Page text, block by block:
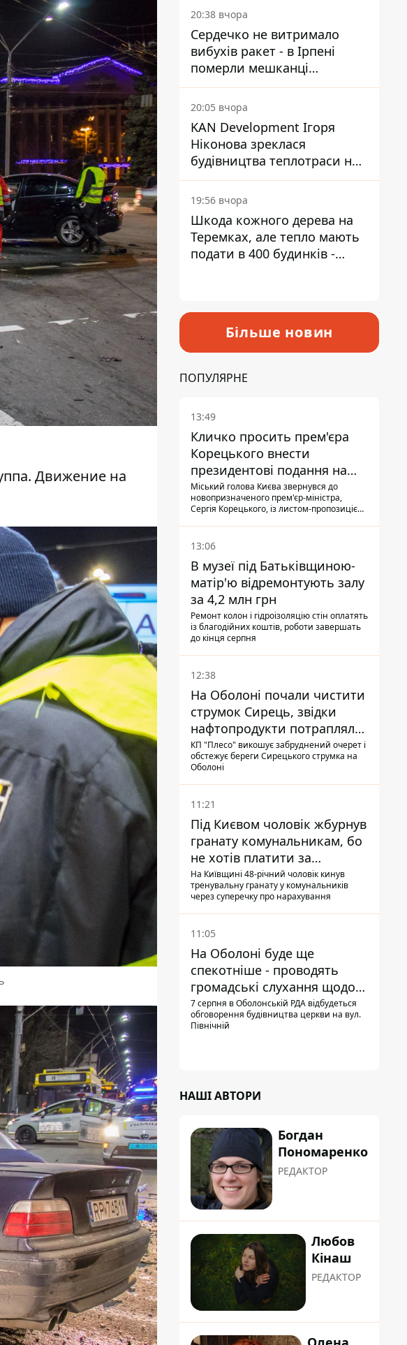
Движение на
20:38 вчора
Сердечко не витримало
вибухів ракет - в Ірпені
померли мешканці
притулку для собак з
інвалідністю
20:05 вчора
KAN Development Ігоря
Ніконова зреклася
будівництва теплотраси на
Теремках
19:56 вчора
Шкода кожного дерева на
Теремках, але тепло мають
подати в 400 будинків -
Більше новин
ПОПУЛЯРНЕ
13:49
Кличко просить прем'єра
Корецького внести
президентові подання на
звільнення володаря
Троєщини Бахматова
Міський голова Києва звернувся до
новопризначеного прем'єр-міністра,
Сергія Корецького, із листом-пропозицією
13:06
В музеї під Батьківщиною-
матір'ю відремонтують залу
за 4,2 млн грн
Ремонт колон і гідроізоляцію стін оплатять
із благодійних коштів, роботи завершать
до кінця серпня
12:38
На Оболоні почали чистити
струмок Сирець, звідки
нафтопродукти потрапляли
до озер
КП "Плесо" викошує забруднений очерет і
обстежує береги Сирецького струмка на
Оболоні
11:21
Під Києвом чоловік жбурнув
гранату комунальникам, бо
не хотів платити за
квитанціями
На Київщині 48-річний чоловік кинув
тренувальну гранату у комунальників
через суперечку про нарахування
11:05
На Оболоні буде ще
спекотніше - проводять
громадські слухання щодо
храму УГКЦ на Північній
7 серпня в Оболонській РДА відбудеться
обговорення будівництва церкви на вул.
Північній
НАШІ АВТОРИ
Богдан
Пономаренко
РЕДАКТОР
Любов
Кінаш
РЕДАКТОР